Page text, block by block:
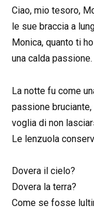
Ciao, mio tesoro,
le sue braccia a
Monica, quanto ti
una calda passione.
La notte fu come
passione
voglia di non
Le lenzuola
Dovera il cielo?
Dovera la terra?
Come se fosse